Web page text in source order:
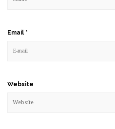
Email *
Website